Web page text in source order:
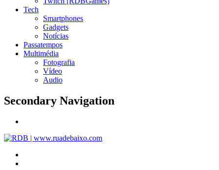
Tech
Smartphones
Gadgets
Notícias
Passatempos
Multimédia
Fotografia
Vídeo
Audio
Secondary Navigation